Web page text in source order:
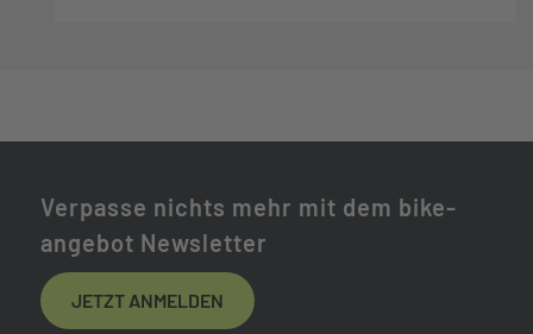
Verpasse nichts mehr mit dem bike-
angebot Newsletter
JETZT ANMELDEN